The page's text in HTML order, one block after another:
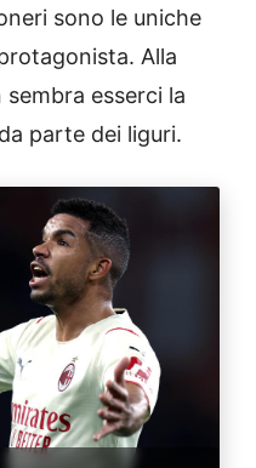
sono le uniche
Alla
esserci la
parte dei liguri.